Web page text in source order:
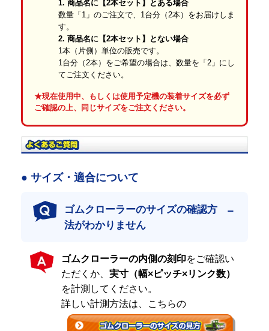
厳しい品質管理の徹底
当店のゴムクローラーは、国内トップクラスの社外品メーカーに
て、品質と生産において厳格な管理体制のもと、製造されたもの
です。
1本ずつプロの目で厳しく検品し、合格した商品だけを発送しま
です。
全国のプロ現場での確かな実績
日本全国の建設・土木会社様、大手リース・レンタル会社様、建
機ディーラー様に採用されている、信頼の「プロ仕様」製品で
低価格のみを追求し、品質に目をつぶった商品も販売できなくは
ありません。
しかしながら、高品質と低コストの両方を追求するプロの方々
は、その商品を絶対に受け入れません。
それは１度購入し、使用すると、すぐに結果がわかるからです。
リピーターの皆さまに支えられて
1. 商品名に【2本セット】とある場合
数量「1」のご注文で、1台分（2本）をお届けしま
す。
2. 商品名に【2本セット】とない場合
1本（片側）単位の販売です。
1台分（2本）をご希望の場合は、数量を「2」にし
てご注文ください。
★現在使用中、もしくは使用予定機の装着サイズを必ず
ご確認の上、同じサイズをご注文ください。
● サイズ・適合について
ゴムクローラーのサイズの確認方
法がわかりません
ゴムクローラーの内側の刻印をご確認い
ただくか、 実寸（幅×ピッチ×リンク数）
を計測してください。
詳しい計測方法は、こちらの